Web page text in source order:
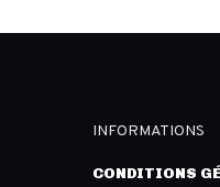
INFORMATIONS
CONDITIONS